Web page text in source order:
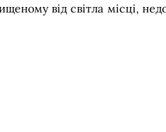
від світла місці,